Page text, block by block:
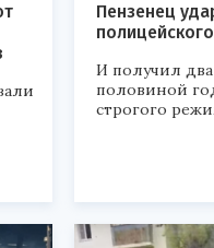
Пензенец
И получил два
половиной
строгого